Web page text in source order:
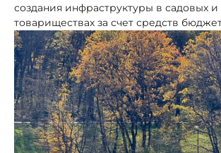
создания инфраструктуры в садовых и
товариществах за счет средств